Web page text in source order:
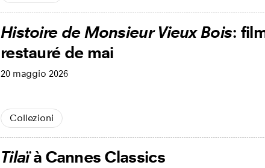
Histoire de Monsieur Vieux Bois:
restauré de mai
20 maggio 2026
Collezioni
Tilaïà Cannes Classics